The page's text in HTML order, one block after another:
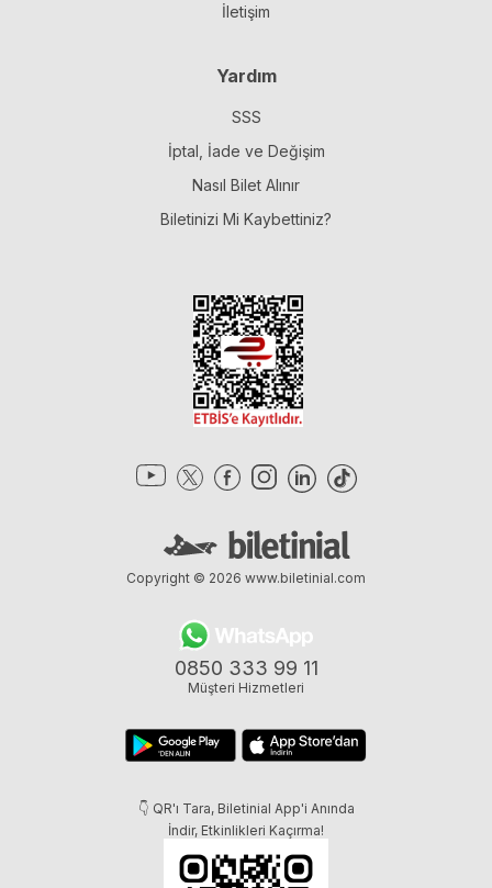
İletişim
Yardım
SSS
İptal, İade ve Değişim
Nasıl Bilet Alınır
Biletinizi Mi Kaybettiniz?
0850 333 99 11
Müşteri Hizmetleri
👇 QR'ı Tara, Biletinial App'i Anında
İndir, Etkinlikleri Kaçırma!
Copyright © 2026 www.biletinial.com